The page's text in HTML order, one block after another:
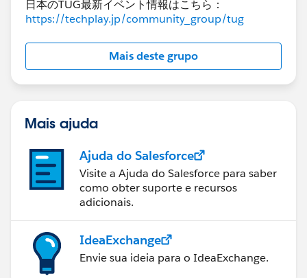
日本のTUG最新イベント情報はこちら：
https://techplay.jp/community_group/tug
Mais deste grupo
Mais ajuda
Ajuda do Salesforce
Visite a Ajuda do Salesforce para saber
como obter suporte e recursos
adicionais.
IdeaExchange
Envie sua ideia para o IdeaExchange.